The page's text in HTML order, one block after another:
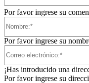
Por favor ingrese su
Por favor ingrese su
¡Has introducido una
Por favor ingrese su